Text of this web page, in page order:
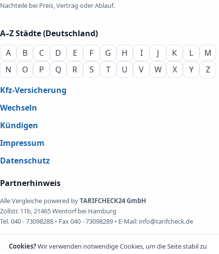
Nachteile bei Preis, Vertrag oder Ablauf.
A–Z Städte (Deutschland)
A
B C D E F G H I J K L
M
N
O P Q R S T U V W X Y
Z
Kfz-Versicherung
Wechseln
Kündigen
Impressum
Datenschutz
Partnerhinweis
Alle Vergleiche powered byTARIFCHECK24 GmbH
Zollstr. 11b, 21465 Wentorf bei Hamburg
Tel. 040 - 73098288 • Fax 040 - 73098289 • E-Mail: info@tarifcheck.de
erst nach Zustimmung geladen.
Cookies?Wir verwenden notwendige Cookies, um die Seite stabil zu